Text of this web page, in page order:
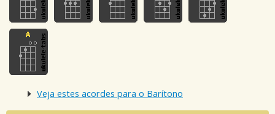
Veja estes acordes para o Barítono